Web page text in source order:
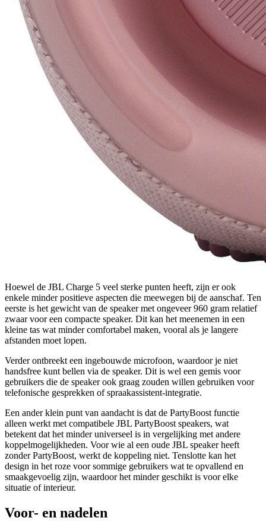
Hoewel de JBL Charge 5 veel sterke punten heeft, zijn er ook
enkele minder positieve aspecten die meewegen bij de aanschaf. Ten
eerste is het gewicht van de speaker met ongeveer 960 gram relatief
zwaar voor een compacte speaker. Dit kan het meenemen in een
kleine tas wat minder comfortabel maken, vooral als je langere
afstanden moet lopen.
Verder ontbreekt een ingebouwde microfoon, waardoor je niet
handsfree kunt bellen via de speaker. Dit is wel een gemis voor
gebruikers die de speaker ook graag zouden willen gebruiken voor
telefonische gesprekken of spraakassistent-integratie.
Een ander klein punt van aandacht is dat de PartyBoost functie
alleen werkt met compatibele JBL PartyBoost speakers, wat
betekent dat het minder universeel is in vergelijking met andere
koppelmogelijkheden. Voor wie al een oude JBL speaker heeft
zonder PartyBoost, werkt de koppeling niet. Tenslotte kan het
design in het roze voor sommige gebruikers wat te opvallend en
smaakgevoelig zijn, waardoor het minder geschikt is voor elke
situatie of interieur.
Voor- en nadelen